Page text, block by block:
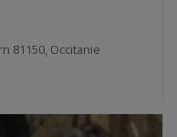
81150, Occitanie